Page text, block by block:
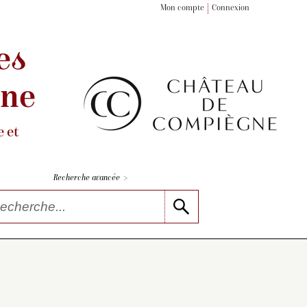
Mon compte Connexion
et
Recherche avancée >